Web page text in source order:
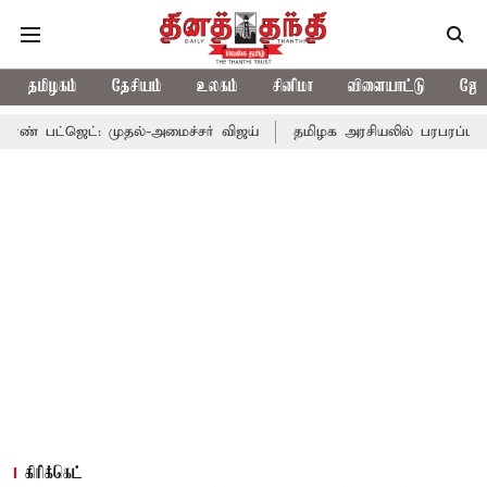
தமிழகம் தேசியம் உலகம் சினிமா விளையாட்டு
முதல்-அமைச்சர் விஜய் தமிழக அரசியலில் பரபரப்பு; அமைச்சர்
கிரிக்கெட்